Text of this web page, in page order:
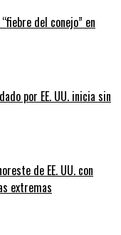
del conejo” en
por EE. UU. inicia sin
de EE. UU. con
extremas